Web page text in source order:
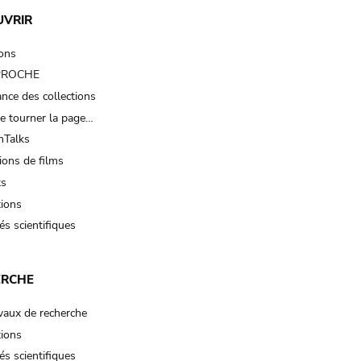
des collections
tourner la page…
de films
scientifiques
de recherche
scientifiques